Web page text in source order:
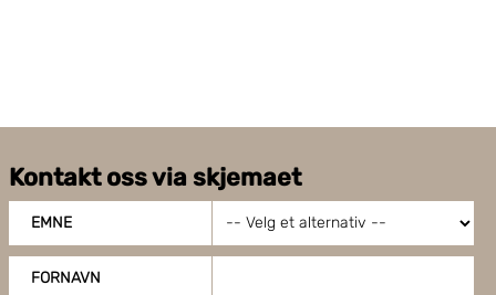
Kontakt oss via skjemaet
EMNE
FORNAVN